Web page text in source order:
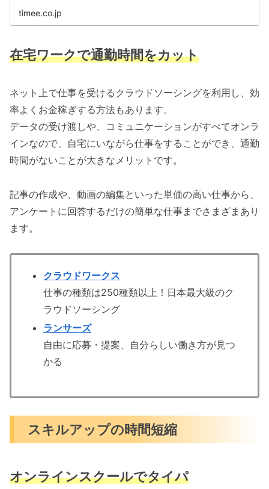
timee.co.jp
在宅ワークで通勤時間をカット
ネット上で仕事を受けるクラウドソーシングを利用し、効
率よくお金稼ぎする方法もあります。
データの受け渡しや、コミュニケーションがすべてオンラ
インなので、自宅にいながら仕事をすることができ、通勤
時間がないことが大きなメリットです。
記事の作成や、動画の編集といった単価の高い仕事から、
アンケートに回答するだけの簡単な仕事までさまざまあり
ます。
クラウドワークス
仕事の種類は250種類以上！日本最大級のク
ラウドソーシング
ランサーズ
自由に応募・提案、自分らしい働き方が見つ
かる
スキルアップの時間短縮
オンラインスクールでタイパ